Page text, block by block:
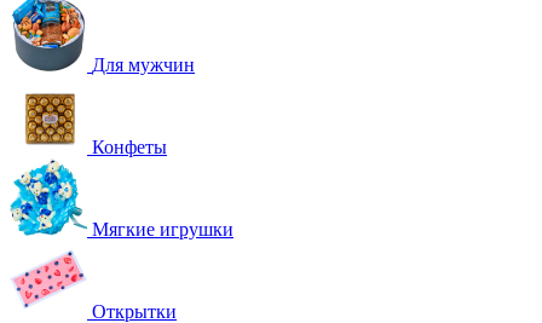
Для мужчин
Конфеты
Мягкие игрушки
Открытки